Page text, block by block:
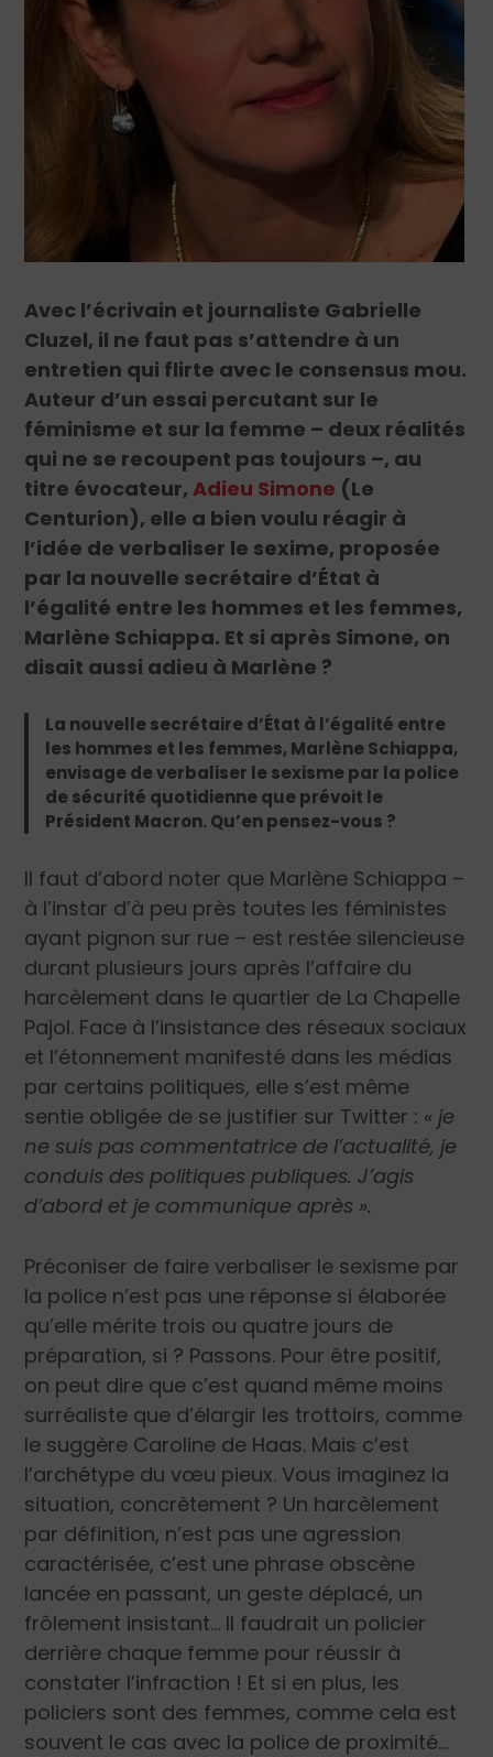
Avec l’écrivain et journaliste Gabrielle
Cluzel, il ne faut pas s’attendre à un
entretien qui flirte avec le consensus mou.
Auteur d’un essai percutant sur le
féminisme et sur la femme – deux réalités
qui ne se recoupent pas toujours –, au
titre évocateur,Adieu Simone (Le
Centurion), elle a bien voulu réagir à
l’idée de verbaliser le sexime, proposée
par la nouvelle secrétaire d’État à
l’égalité entre les hommes et les femmes,
Marlène Schiappa. Et si après Simone, on
disait aussi adieu à Marlène ?
La nouvelle secrétaire d’État à l’égalité entre
les hommes et les femmes, Marlène Schiappa,
envisage de verbaliser le sexisme par la police
de sécurité quotidienne que prévoit le
Président Macron. Qu’en pensez-vous ?
Il faut d’abord noter que Marlène Schiappa –
à l’instar d’à peu près toutes les féministes
ayant pignon sur rue – est restée silencieuse
durant plusieurs jours après l’affaire du
harcèlement dans le quartier de La Chapelle
Pajol. Face à l’insistance des réseaux sociaux
et l’étonnement manifesté dans les médias
par certains politiques, elle s’est même
sentie obligée de se justifier sur Twitter : « je
ne suis pas commentatrice de l’actualité, je
conduis des politiques publiques. J’agis
d’abord et je communique après ».
Préconiser de faire verbaliser le sexisme par
la police n’est pas une réponse si élaborée
qu’elle mérite trois ou quatre jours de
préparation, si ? Passons. Pour être positif,
on peut dire que c’est quand même moins
surréaliste que d’élargir les trottoirs, comme
le suggère Caroline de Haas. Mais c’est
l’archétype du vœu pieux. Vous imaginez la
situation, concrètement ? Un harcèlement
par définition, n’est pas une agression
caractérisée, c’est une phrase obscène
lancée en passant, un geste déplacé, un
frôlement insistant… Il faudrait un policier
derrière chaque femme pour réussir à
constater l’infraction ! Et si en plus, les
policiers sont des femmes, comme cela est
souvent le cas avec la police de proximité…